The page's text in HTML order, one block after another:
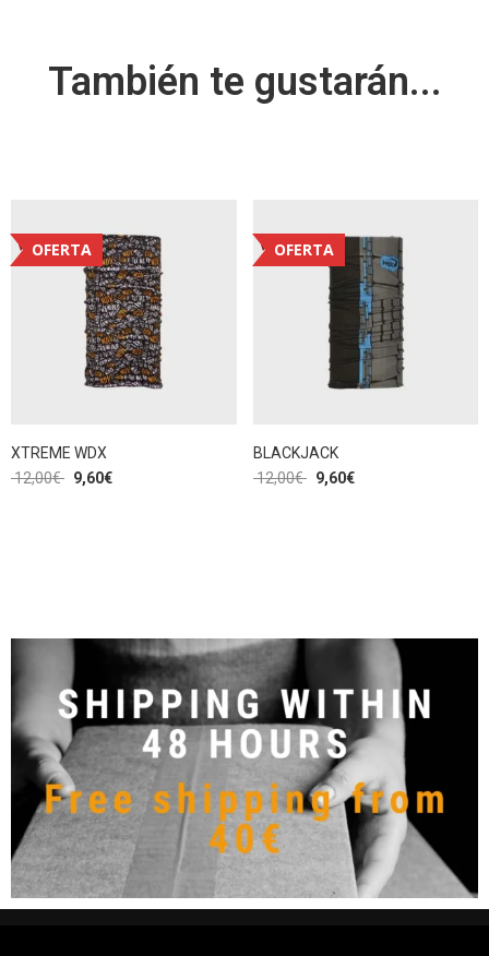
También te gustarán...
OFERTA
XTREME WDX
12,00€ 9,60€
OFERTA
BLACKJACK
12,00€ 9,60€